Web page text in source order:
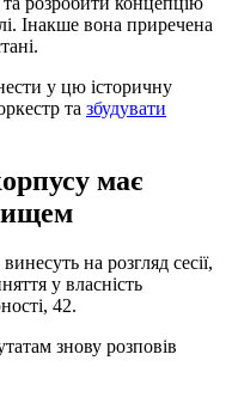
Інакше вона приречена
у цю історичну
та збудувати
має
на розгляд сесії,
у власність
42.
знову розповів